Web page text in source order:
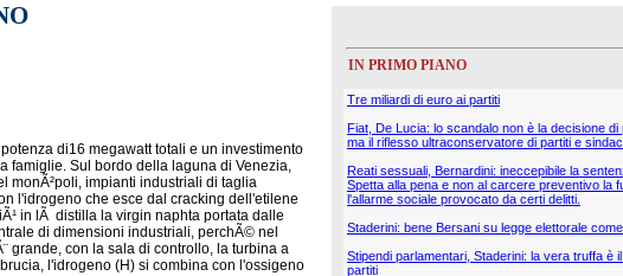
di16 megawatt totali e un investimento
Sul bordo della laguna di Venezia,
monÃ²poli, impianti industriali di taglia
l'idrogeno che esce dal cracking dell'etilene
in lÃ distilla la virgin naphta portata dalle
di dimensioni industriali, perchÃ© nel
grande, con la sala di controllo, la turbina a
l'idrogeno (H) si combina con l'ossigeno
IN PRIMO PIANO
Tre miliardi di euro ai partiti
Fiat, De Lucia: lo scandalo non è la decisione di
ma il riflesso ultraconservatore di partiti e
Reati sessuali, Bernardini: ineccepibile la
Spetta alla pena e non al carcere preventivo la
l'allarme sociale provocato da certi delitti.
Staderini: bene Bersani su legge elettorale
Stipendi parlamentari, Staderini: la vera truffa è
partiti